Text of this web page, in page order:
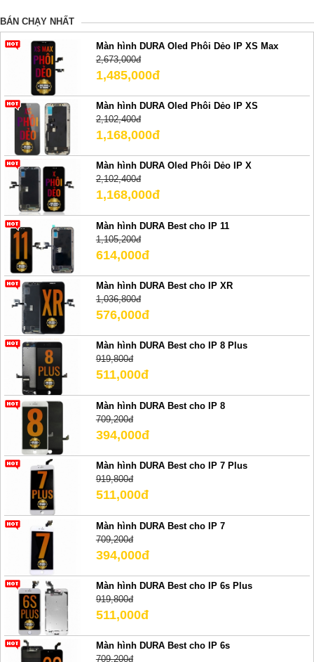
BÁN CHẠY NHẤT
Màn hình DURA Oled Phôi Dẻo IP XS Max
2,673,000đ
1,485,000đ
Màn hình DURA Oled Phôi Dẻo IP XS
2,102,400đ
1,168,000đ
Màn hình DURA Oled Phôi Dẻo IP X
2,102,400đ
1,168,000đ
Màn hình DURA Best cho IP 11
1,105,200đ
614,000đ
Màn hình DURA Best cho IP XR
1,036,800đ
576,000đ
Màn hình DURA Best cho IP 8 Plus
919,800đ
511,000đ
Màn hình DURA Best cho IP 8
709,200đ
394,000đ
Màn hình DURA Best cho IP 7 Plus
919,800đ
511,000đ
Màn hình DURA Best cho IP 7
709,200đ
394,000đ
Màn hình DURA Best cho IP 6s Plus
919,800đ
511,000đ
Màn hình DURA Best cho IP 6s
709,200đ